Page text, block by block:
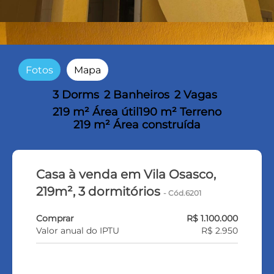
Fotos Mapa
3 Dorms 2 Banheiros 2 Vagas
219 m² Área útil190 m² Terreno
219 m² Área construída
Casa à venda em Vila Osasco,
219m², 3 dormitórios- Cód.6201
Comprar
R$ 1.100.000
Valor anual do IPTU
R$ 2.950